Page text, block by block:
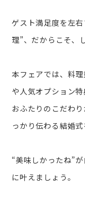
ゲスト満足度を左
理”、だからこそ、
本フェアでは、料
や人気オプション特
おふたりのこだわ
っかり伝わる結婚式
“美味しかったね”
に叶えましょう。